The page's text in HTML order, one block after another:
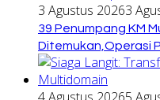
3 Agustus 20263
39 Penumpang KM
Ditemukan,Operasi